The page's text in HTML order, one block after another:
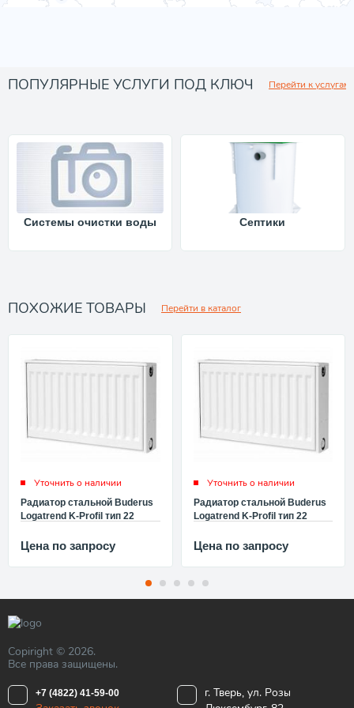
ПОПУЛЯРНЫЕ УСЛУГИ ПОД КЛЮЧ Перейти к услугам
Системы очистки воды Септики
ПОХОЖИЕ ТОВАРЫ Перейти в каталог
Уточнить о наличии
Радиатор стальной Buderus
Logatrend K-Profil тип 22
подключением Будерус
Цена по запросу
Уточнить о наличии
Радиатор стальной Buderus
Logatrend K-Profil тип 22
подключением Будерус
Цена по запросу
Copiright © 2026.
Все права защищены.
+7 (4822) 41-59-00
г. Тверь, ул. Розы